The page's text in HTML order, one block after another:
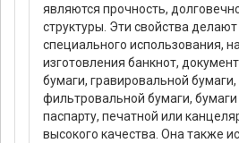
являются прочность,
структуры. Эти свойства
специального использования,
изготовления банкнот,
бумаги, гравировальной
фильтровальной бумаги,
паспарту, печатной или
высокого качества. Она также